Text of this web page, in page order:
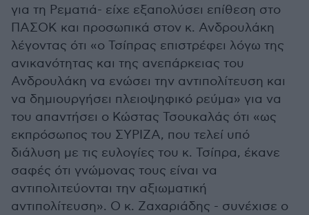
για τη Ρεματιά- είχε εξαπολύσει επίθεση στο
ΠΑΣΟΚ και προσωπικά στον κ. Ανδρουλάκη
λέγοντας ότι «ο Τσίπρας επιστρέφει λόγω της
ανικανότητας και της ανεπάρκειας του
Ανδρουλάκη να ενώσει την αντιπολίτευση και
να δημιουργήσει πλειοψηφικό ρεύμα» για να
του απαντήσει ο Κώστας Τσουκαλάς ότι «ως
εκπρόσωπος του ΣΥΡΙΖΑ, που τελεί υπό
διάλυση με τις ευλογίες του κ. Τσίπρα, έκανε
σαφές ότι γνώμονας τους είναι να
αντιπολιτεύονται την αξιωματική
αντιπολίτευση». Ο κ. Ζαχαριάδης - συνέχισε ο